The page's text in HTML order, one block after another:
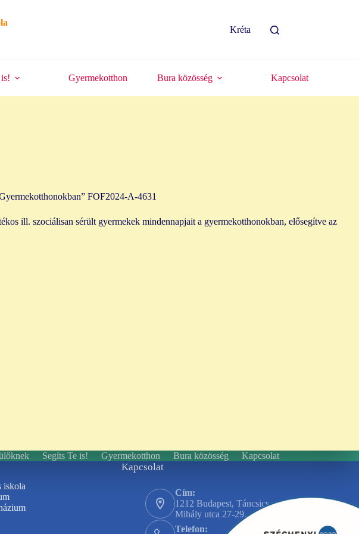
Kréta
Gyermekotthon Bura közösség Kapcsolat
FOF2024-A-4631
ill. szociálisan sérült gyermekek mindennapjait a gyermekotthonokban, elősegítve az
Segíts Te is! Gyermekotthon Bura közösség
Kapcsolat
iskola
Kapcsolat
Cím:
1212 Budapest, Táncsics
Mihály utca 27-29.
Telefon: